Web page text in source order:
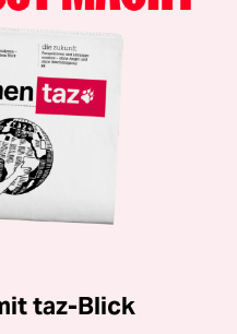
taz-Blick